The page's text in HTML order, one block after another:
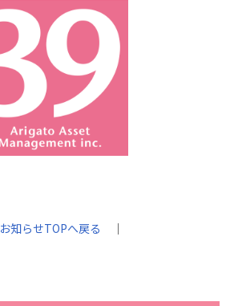
お知らせTOPへ戻る ｜